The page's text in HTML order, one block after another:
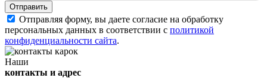
Отправить
Отправляя форму, вы даете согласие на обработку
персональных данных в соответствии с политикой
конфиденциальности сайта.
Наши
контакты и адрес